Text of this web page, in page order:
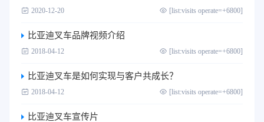
2020-12-20 [list:visits operate=+6800]
比亚迪叉车品牌视频介绍
2018-04-12 [list:visits operate=+6800]
比亚迪叉车是如何实现与客户共成长？
2018-04-12 [list:visits operate=+6800]
比亚迪叉车宣传片